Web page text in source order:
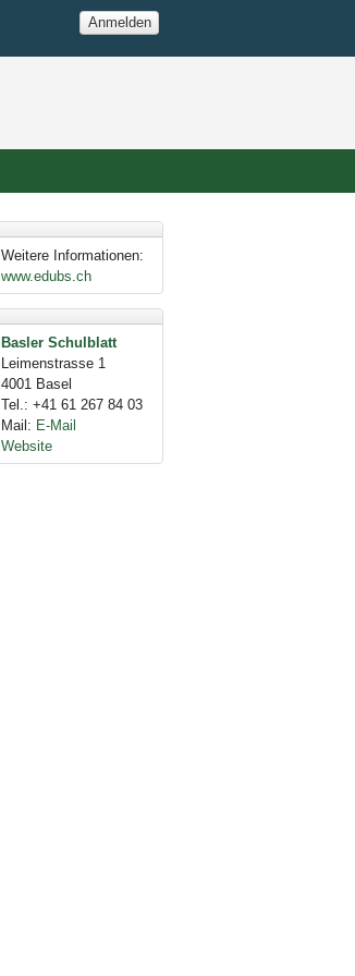
Anmelden
Weitere Informationen:
www.edubs.ch
Basler Schulblatt
Leimenstrasse 1
4001 Basel
Tel. : +41 61 267 84 03
Mail: E-Mail
Website